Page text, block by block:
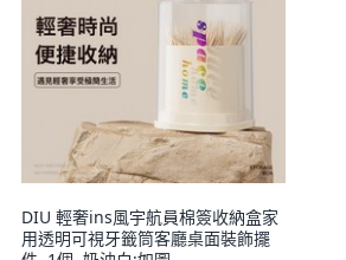
DIU 輕奢ins風宇航員棉簽收納盒家
用透明可視牙籤筒客廳桌面裝飾擺